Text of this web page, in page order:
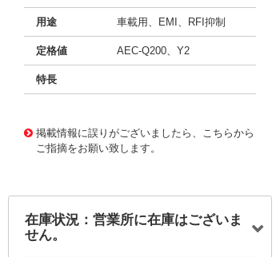
用途 車載用、EMI、RFI抑制
定格値 AEC-Q200、Y2
特長
掲載情報に誤りがございましたら、こちらから
ご指摘をお願い致します。
在庫状況：営業所に在庫はございま
せん。